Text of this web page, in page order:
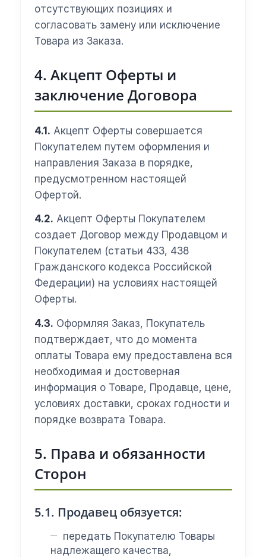
отсутствующих позициях и
согласовать замену или исключение
Товара из Заказа.
4. Акцепт Оферты и
заключение Договора
4.1. Акцепт Оферты совершается
Покупателем путем оформления и
направления Заказа в порядке,
предусмотренном настоящей
Офертой.
4.2. Акцепт Оферты Покупателем
создает Договор между Продавцом и
Покупателем (статьи 433, 438
Гражданского кодекса Российской
Федерации) на условиях настоящей
Оферты.
4.3. Оформляя Заказ, Покупатель
подтверждает, что до момента
оплаты Товара ему предоставлена вся
необходимая и достоверная
информация о Товаре, Продавце, цене,
условиях доставки, сроках годности и
порядке возврата Товара.
5. Права и обязанности
Сторон
5.1. Продавец обязуется:
передать Покупателю Товары
надлежащего качества,